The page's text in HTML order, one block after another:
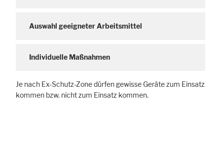
Auswahl geeigneter Arbeitsmittel
Individuelle Maßnahmen
Je nach Ex-Schutz-Zone dürfen gewisse Geräte zum Einsatz
kommen bzw. nicht zum Einsatz kommen.